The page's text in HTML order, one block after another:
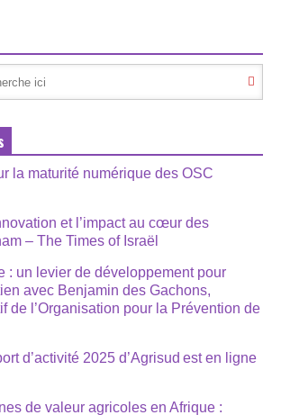
la maturité numérique des OSC
et l’impact au cœur des
– The Times of Israël
: un levier de développement pour
avec Benjamin des Gachons,
de l’Organisation pour la Prévention de
d’activité 2025 d’Agrisud est en ligne
de valeur agricoles en Afrique :